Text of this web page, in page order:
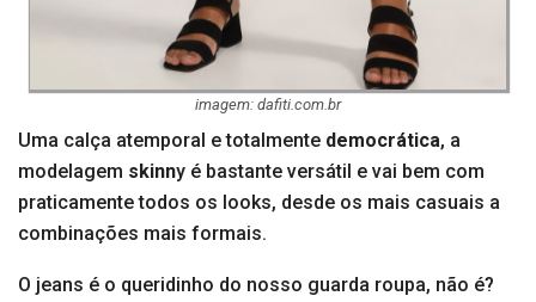
imagem: dafiti.com.br
Uma calça atemporal e totalmente democrática, a
modelagem skinny é bastante versátil e vai bem com
praticamente todos os looks, desde os mais casuais a
combinações mais formais.
O jeans é o queridinho do nosso guarda roupa, não é?